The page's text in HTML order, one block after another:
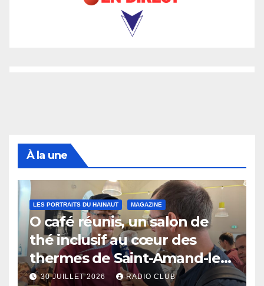
À la une
LES PORTRAITS DU HAINAUT MAGAZINE
O café réunis, un salon de
thé inclusif au cœur des
thermes de Saint-Amand-les-
Eaux
30 JUILLET 2026 RADIO CLUB